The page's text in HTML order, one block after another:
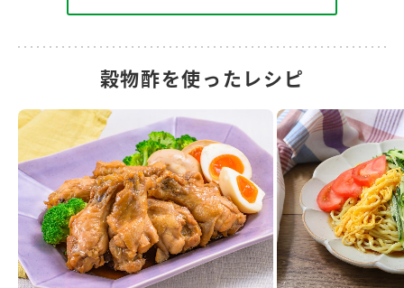
穀物酢を使ったレシピ